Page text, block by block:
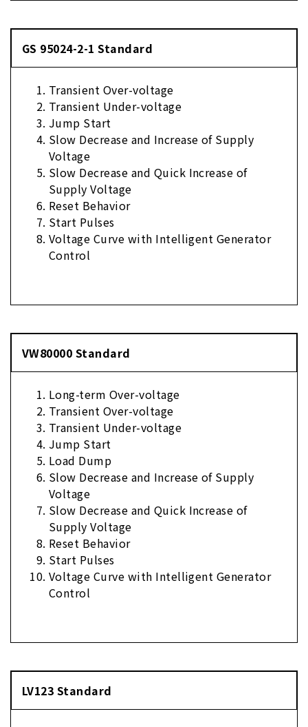
GS 95024-2-1 Standard
Transient Over-voltage
Transient Under-voltage
Jump Start
Slow Decrease and Increase of Supply
Voltage
Slow Decrease and Quick Increase of
Supply Voltage
Reset Behavior
Start Pulses
Voltage Curve with Intelligent Generator
Control
VW80000 Standard
Long-term Over-voltage
Transient Over-voltage
Transient Under-voltage
Jump Start
Load Dump
Slow Decrease and Increase of Supply
Voltage
Slow Decrease and Quick Increase of
Supply Voltage
Reset Behavior
Start Pulses
Voltage Curve with Intelligent Generator
Control
LV123 Standard